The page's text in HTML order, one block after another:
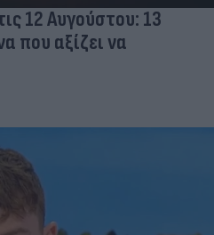
12 Αυγούστου: 13
που αξίζει να